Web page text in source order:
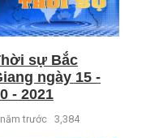
sự Bắc
ngày 15 -
- 2021
trước 3,384